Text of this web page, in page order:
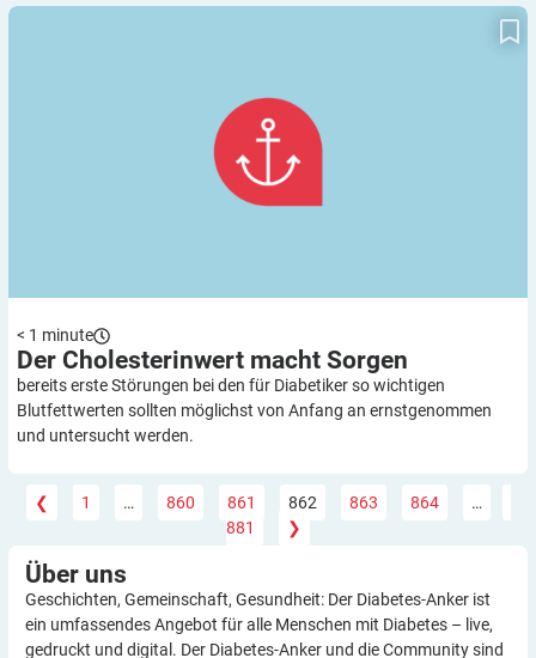
< 1 minute
Der Cholesterinwert macht Sorgen
bereits erste Störungen bei den für Diabetiker so wichtigen
Blutfettwerten sollten möglichst von Anfang an ernstgenommen
und untersucht werden.
❮ 1 … 860 861 862 863 864
…
881
❯
Über uns
Geschichten, Gemeinschaft, Gesundheit: Der Diabetes-Anker ist
ein umfassendes Angebot für alle Menschen mit Diabetes – live,
gedruckt und digital. Der Diabetes-Anker und die Community sind